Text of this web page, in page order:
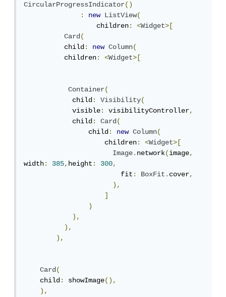
CircularProgressIndicator()
:
new ListView(
                  children
: <Widget>[
Card(
          child
: new Column(
          children
: <Widget>[
Container(
            child
: Visibility(
            visible
: visibilityController,
            child
: Card(
                child
: new Column(
                    children
: <Widget>[
Image.network(image,
width: 385,height: 300,
                        fit
: BoxFit.cover,
),
]
)
),
),
),
Card(
    child
: showImage(),
),